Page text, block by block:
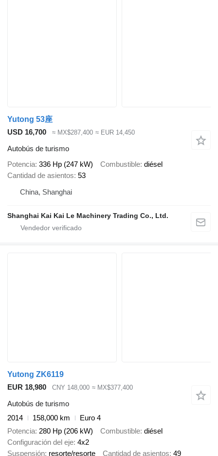
Yutong 53座
USD 16,700
≈ MX$287,400 ≈ EUR 14,450
Autobús de turismo
Potencia 336 Hp (247 kW) Combustible diésel
Cantidad de asientos 53
China, Shanghai
Shanghai Kai Kai Le Machinery Trading Co., Ltd.
Yutong ZK6119
EUR 18,980
CNY 148,000 ≈ MX$377,400
Autobús de turismo
2014
158,000 km
Euro 4
Potencia 280 Hp (206 kW) Combustible diésel
Configuración del eje 4x2
Suspensión resorte/resorte Cantidad de asientos 49